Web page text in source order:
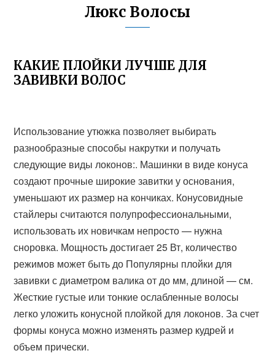
Люкс Волосы
КАКИЕ ПЛОЙКИ ЛУЧШЕ ДЛЯ
ЗАВИВКИ ВОЛОС
Использование утюжка позволяет выбирать
разнообразные способы накрутки и получать
следующие виды локонов:. Машинки в виде конуса
создают прочные широкие завитки у основания,
уменьшают их размер на кончиках. Конусовидные
стайлеры считаются полупрофессиональными,
использовать их новичкам непросто — нужна
сноровка. Мощность достигает 25 Вт, количество
режимов может быть до Популярны плойки для
завивки с диаметром валика от до мм, длиной — см.
Жесткие густые или тонкие ослабленные волосы
легко уложить конусной плойкой для локонов. За счет
формы конуса можно изменять размер кудрей и
объем прически.